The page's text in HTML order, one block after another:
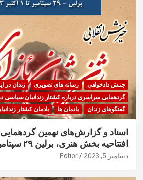
جنبش دادخواهی رسانه های تصویری زندان در
گردهمایی سراسری درباره کشتار زندانیان سیاسی
گفتگوهای زندان
یادمان ها یادمان کشتار
اسناد و گزارش‌های نهمین
افتتاحیه بخش هنری، برلین ۲۹ سپتامبر ۲۰۲۳
دسامبر 5, 2023 Editor